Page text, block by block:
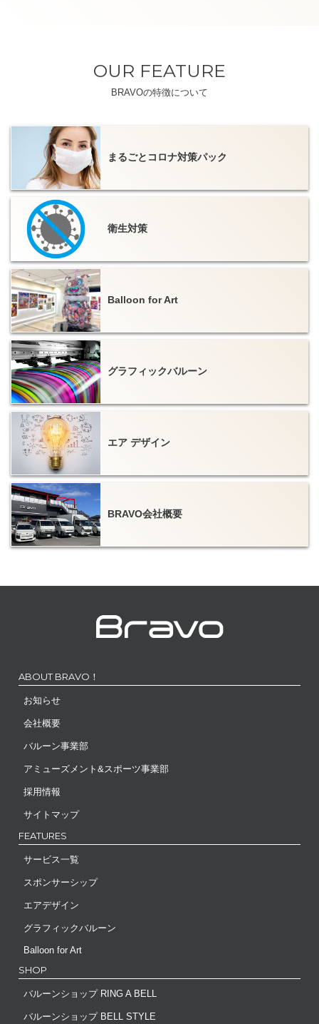
OUR FEATURE
BRAVOの特徴について
まるごとコロナ対策パック
衛生対策
Balloon for Art
グラフィックバルーン
エア デザイン
BRAVO会社概要
ABOUT BRAVO！
お知らせ
会社概要
バルーン事業部
アミューズメント&スポーツ事業部
採用情報
サイトマップ
FEATURES
サービス一覧
スポンサーシップ
エアデザイン
グラフィックバルーン
Balloon for Art
SHOP
バルーンショップ RING A BELL
バルーンショップ BELL STYLE